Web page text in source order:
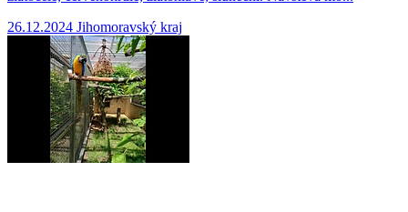
26.12.2024 Jihomoravský kraj